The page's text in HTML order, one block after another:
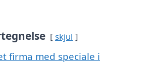
skjul
firma med speciale i